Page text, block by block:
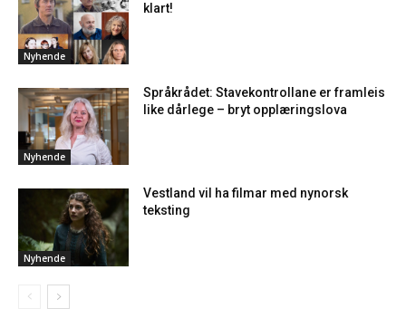
Nyhende
klart!
Nyhende
Språkrådet: Stavekontrollane er framleis
like dårlege – bryt opplæringslova
Nyhende
Vestland vil ha filmar med nynorsk
teksting